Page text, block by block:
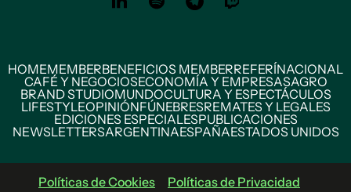
HOMEMEMBERBENEFICIOS MEMBERREFERÍNACIONAL
CAFÉ Y NEGOCIOSECONOMÍA Y EMPRESASAGRO
BRAND STUDIOMUNDOCULTURA Y ESPECTÁCULOS
LIFESTYLEOPINIÓNFÚNEBRESREMATES Y LEGALES
EDICIONES ESPECIALESPUBLICACIONES
NEWSLETTERSARGENTINAESPAÑAESTADOS UNIDOS
Políticas de Cookies Políticas de Privacidad